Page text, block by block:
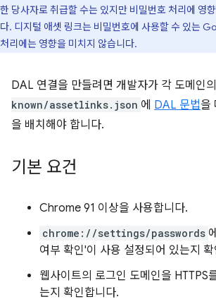
한 당사자로 취급할 수는 있지만 비밀번호 처리에 영
다. 디지털 애셋 링크는 비밀번호에 사용할 수 있는
처리에는 영향을 미치지 않습니다.
DAL 연결을 만들려면 개발자가 각 도메인의
known/assetlinks.json 에 DAL 문법을
을 배치해야 합니다.
기본 요건
Chrome 91 이상을 사용합니다.
chrome://settings/passwords
여부 확인'이 사용 설정되어 있는지
웹사이트의 로그인 도메인을 HTTPS
는지 확인합니다.